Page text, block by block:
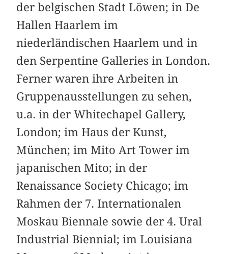
der belgischen Stadt Löwen; in De
Hallen Haarlem im
niederländischen Haarlem und in
den Serpentine Galleries in London.
Ferner waren ihre Arbeiten in
Gruppenausstellungen zu sehen,
u.a. in der Whitechapel Gallery,
London; im Haus der Kunst,
München; im Mito Art Tower im
japanischen Mito; in der
Renaissance Society Chicago; im
Rahmen der 7. Internationalen
Moskau Biennale sowie der 4. Ural
Industrial Biennial; im Louisiana